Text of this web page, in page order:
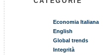
Economia Italiana
English
Global trends
Integrità